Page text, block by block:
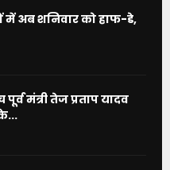
में अब शनिवार को हाफ-डे,
मंत्री तेज प्रताप यादव